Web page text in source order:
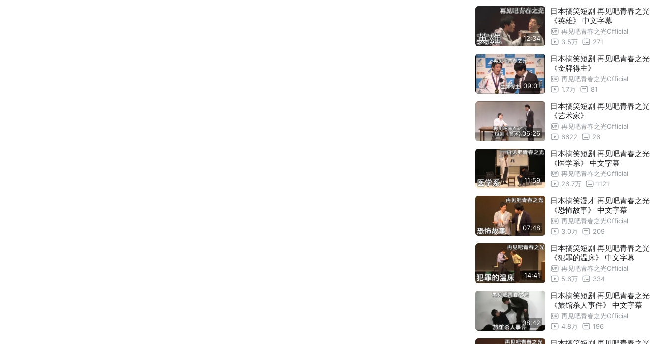
12:34
日本搞笑短剧 再见吧青春之光
《英雄》 中文字幕
再见吧青春之光Official
3.5万
271
09:01
日本搞笑短剧 再见吧青春之光
《金牌得主》
再见吧青春之光Official
1.7万
81
06:26
日本搞笑短剧 再见吧青春之光
《艺术家》
再见吧青春之光Official
6622
26
11:59
日本搞笑短剧 再见吧青春之光
《医学系》 中文字幕
再见吧青春之光Official
26.7万
1121
07:48
日本搞笑漫才 再见吧青春之光
《恐怖故事》 中文字幕
再见吧青春之光Official
3.0万
209
14:41
日本搞笑短剧 再见吧青春之光
《犯罪的温床》 中文字幕
再见吧青春之光Official
5.6万
334
08:42
日本搞笑短剧 再见吧青春之光
《旅馆杀人事件》 中文字幕
再见吧青春之光Official
4.8万
196